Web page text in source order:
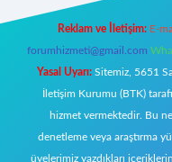
Reklam ve İletişim: E-
forumhizmeti@gmail.com
Yasal Uyarı: Sitemiz, 5651
İletişim Kurumu (BTK)
hizmet vermektedir. Bu
denetleme veya araştırma
üyelerimiz yazdıkları